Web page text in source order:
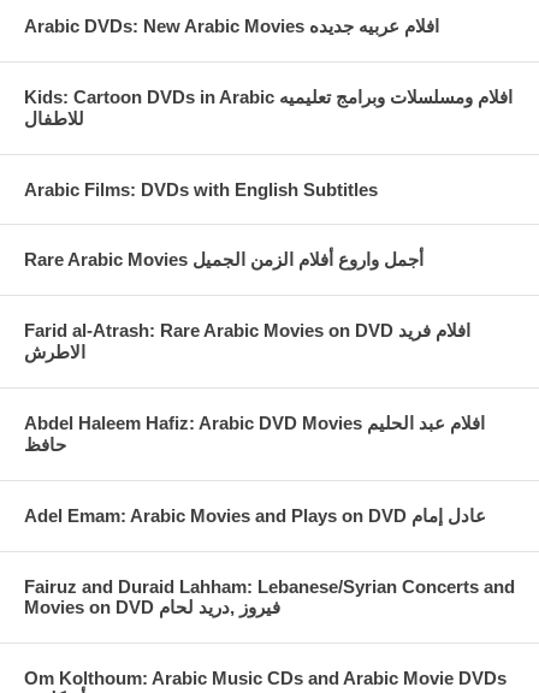
Arabic DVDs: New Arabic Movies افلام عربيه جديده
Kids: Cartoon DVDs in Arabic افلام ومسلسلات وبرامج تعليميه
للاطفال
Arabic Films: DVDs with English Subtitles
Rare Arabic Movies أجمل واروع أفلام الزمن الجميل
Farid al-Atrash: Rare Arabic Movies on DVD افلام فريد
الاطرش
Abdel Haleem Hafiz: Arabic DVD Movies افلام عبد الحليم
حافظ
Fairuz and Duraid Lahham: Lebanese/Syrian Concerts and
Movies on DVD فيروز ,دريد لحام
Om Kolthoum: Arabic Music CDs and Arabic Movie DVDs